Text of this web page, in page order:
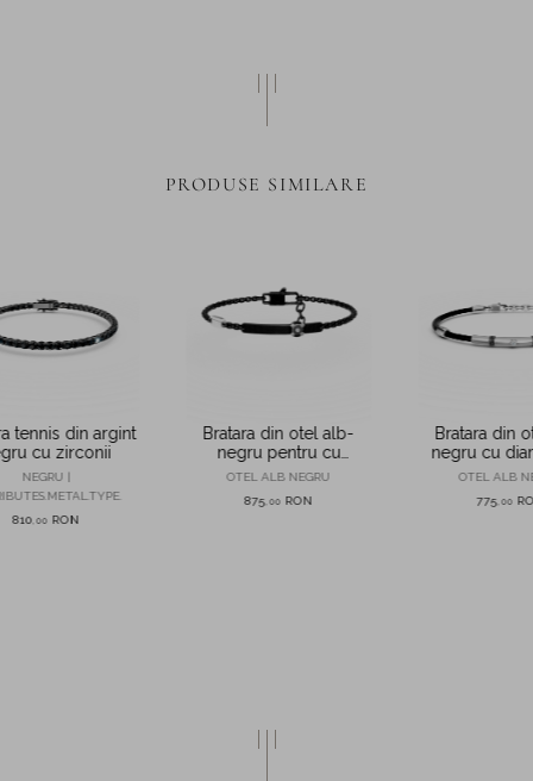
PRODUSE SIMILARE
tennis din argint
cu zirconii
NEGRU |
810 ,00 RON
Bratara din otel alb-
negru pentru cu
diamant de 0.0025ct
OTEL ALB NEGRU
875 00 RON
Bratara din
negru cu
0.002ct
OTEL ALB
775 00